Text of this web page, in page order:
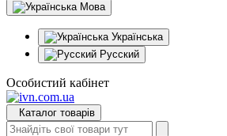
Мова
Українська
Русский
Особистий кабінет
Каталог товарів